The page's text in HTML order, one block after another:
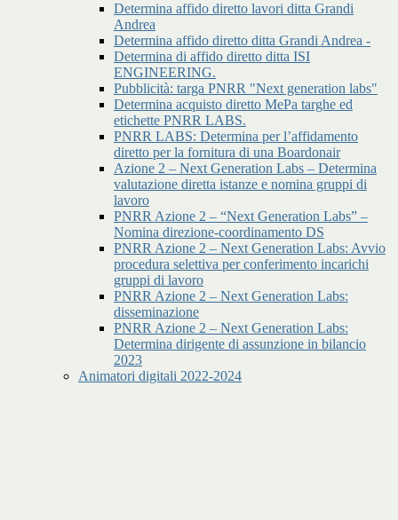
Determina affido diretto lavori ditta Grandi
Andrea
Determina affido diretto ditta Grandi Andrea -
Determina di affido diretto ditta ISI
ENGINEERING.
Pubblicità: targa PNRR "Next generation labs"
Determina acquisto diretto MePa targhe ed
etichette PNRR LABS.
PNRR LABS: Determina per l’affidamento
diretto per la fornitura di una Boardonair
Azione 2 – Next Generation Labs – Determina
valutazione diretta istanze e nomina gruppi di
lavoro
PNRR Azione 2 – “Next Generation Labs” –
Nomina direzione-coordinamento DS
PNRR Azione 2 – Next Generation Labs: Avvio
procedura selettiva per conferimento incarichi
gruppi di lavoro
PNRR Azione 2 – Next Generation Labs:
disseminazione
PNRR Azione 2 – Next Generation Labs:
Determina dirigente di assunzione in bilancio
2023
Animatori digitali 2022-2024